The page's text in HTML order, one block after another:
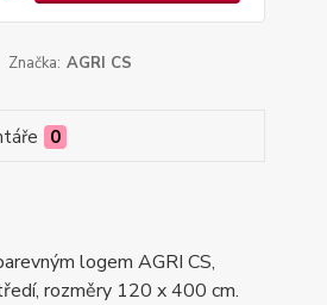
Značka: AGRI CS
0
logem AGRI CS,
rozměry 120 x 400 cm.